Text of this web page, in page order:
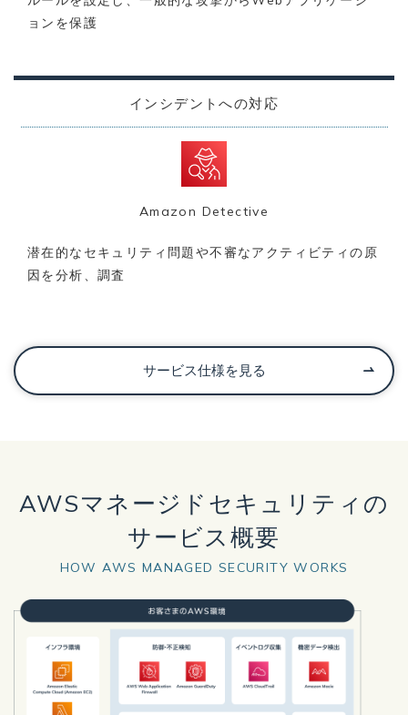
ョンを保護
インシデントへの対応
Amazon Detective
潜在的なセキュリティ問題や不審なアクティビティの原
因を分析、調査
サービス仕様を見る
AWSマネージドセキュリティの
サービス概要
HOW AWS MANAGED SECURITY WORKS